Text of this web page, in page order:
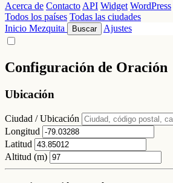
Acerca de Contacto API Widget WordPress
Todos los países Todas las ciudades
Inicio Mezquita Buscar Ajustes
Configuración de Oración
Ubicación
Ciudad / Ubicación
Longitud
Latitud
Altitud (m)